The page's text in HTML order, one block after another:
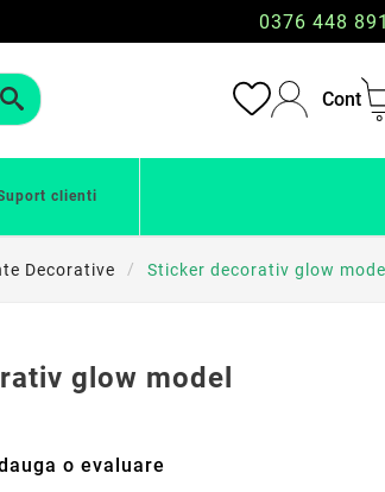
0376 448 891
Cont
clienti
Decorative Sticker decorativ glow
glow model
o evaluare